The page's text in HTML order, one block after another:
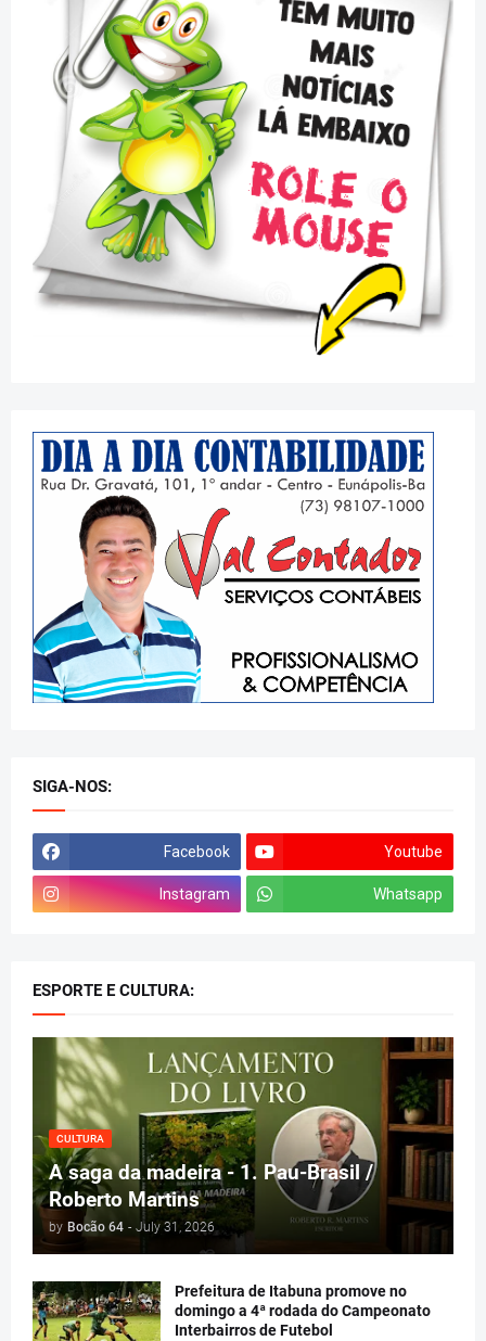
SIGA-NOS:
Facebook Youtube
Instagram Whatsapp
ESPORTE E CULTURA:
CULTURA
A saga da madeira - 1. Pau-Brasil /
Roberto Martins
by Bocão 64 - July 31, 2026
Prefeitura de Itabuna promove no
domingo a 4ª rodada do Campeonato
Interbairros de Futebol